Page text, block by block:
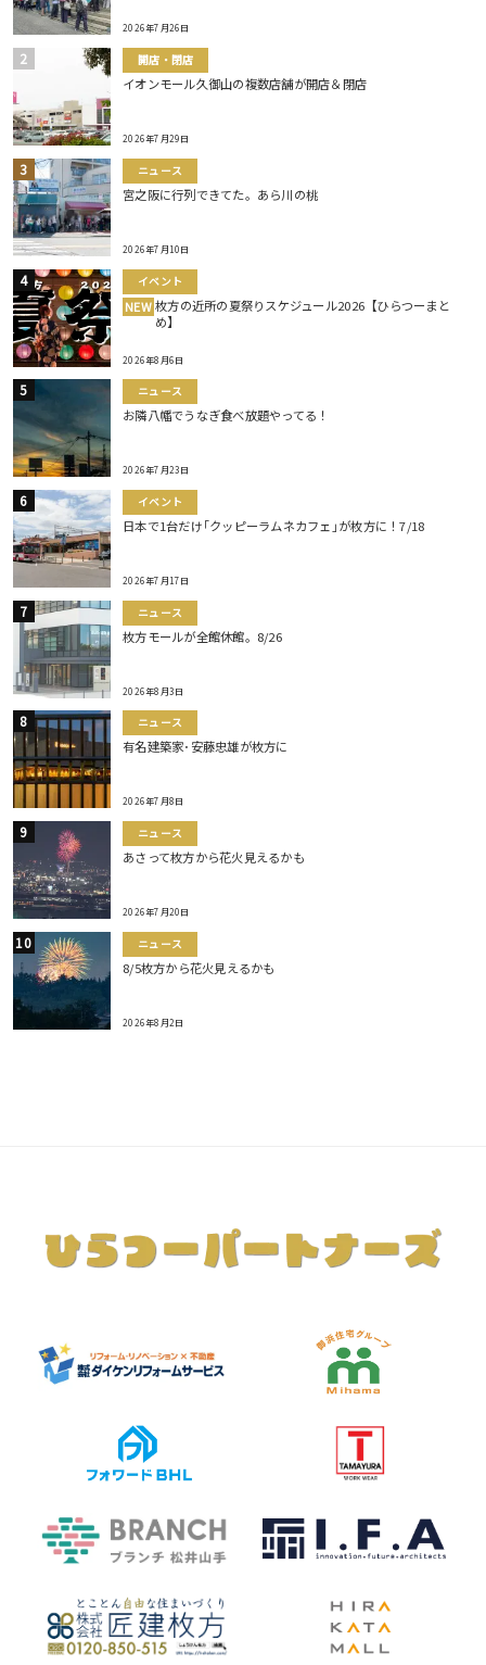
2026年7月26日
開店・閉店
イオンモール久御山の複数店舗が開店＆閉店
2026年7月29日
ニュース
宮之阪に行列できてた。あら川の桃
2026年7月10日
イベント
NEW 枚方の近所の夏祭りスケジュール2026【ひらつーまと
め】
2026年8月6日
ニュース
お隣八幡でうなぎ食べ放題やってる！
2026年7月23日
イベント
日本で1台だけ｢クッピーラムネカフェ｣が枚方に！7/18
2026年7月17日
ニュース
枚方モールが全館休館。8/26
2026年8月3日
ニュース
有名建築家･安藤忠雄が枚方に
2026年7月8日
ニュース
あさって枚方から花火見えるかも
2026年7月20日
ニュース
8/5枚方から花火見えるかも
2026年8月2日